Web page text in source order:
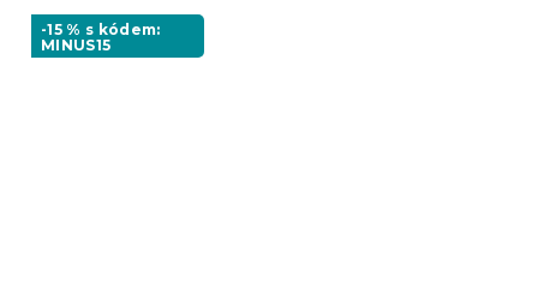
-15 % s kódem:
MINUS15